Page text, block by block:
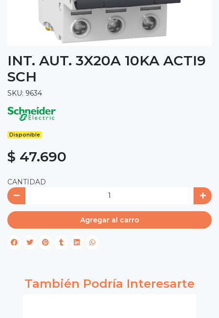
INT. AUT. 3X20A 10KA ACTI9
SCH
SKU: 9634
Disponible
$ 47.690
CANTIDAD
Agregar al carro
También Podría Interesarte